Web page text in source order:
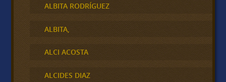
ALBITA RODRÍGUEZ
ALBITA,
ALCI ACOSTA
ALCIDES DIAZ